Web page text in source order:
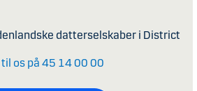
datterselskaber i District
til os på 45 14 00 00